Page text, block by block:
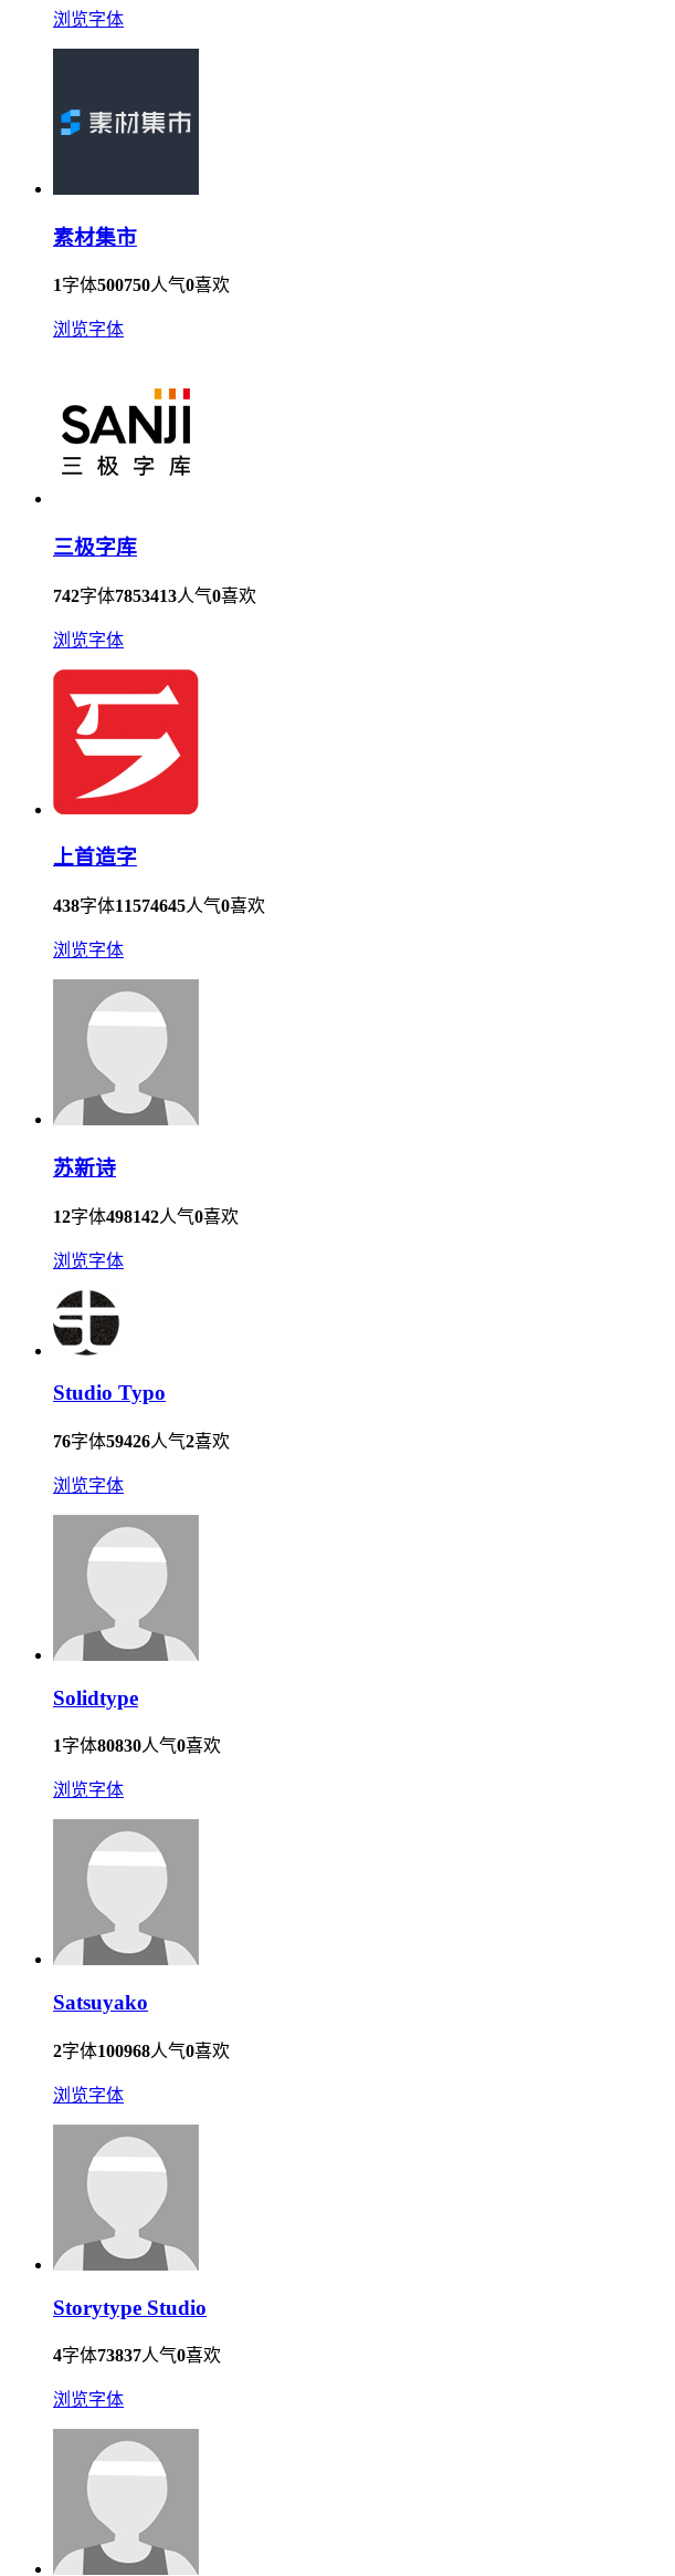
浏览字体
素材集市
1字体500750人气0喜欢
浏览字体
三极字库
742字体7853413人气0喜欢
浏览字体
上首造字
438字体11574645人气0喜欢
浏览字体
苏新诗
12字体498142人气0喜欢
浏览字体
Studio Typo
76字体59426人气2喜欢
浏览字体
Solidtype
1字体80830人气0喜欢
浏览字体
Satsuyako
2字体100968人气0喜欢
浏览字体
Storytype Studio
4字体73837人气0喜欢
浏览字体